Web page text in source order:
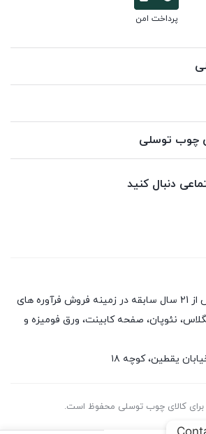
پرداخت امن
چوب توسلی
دنبال کنید
کالای چوب توسلی با بیش از 21 سال سابقه در زمینه فروش فرآوره های
نئوپان، صفحه کابینت، ورق فومیزه و
یقطین، کوچه ۱۸
کالای چوب توسلی محفوظ است.